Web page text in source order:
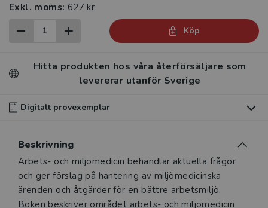
Exkl. moms: 627 kr
Köp
Hitta produkten hos våra återförsäljare som
levererar utanför Sverige
Digitalt provexemplar
digitalt provexemplar av den här produkten
Våra digitala provexemplar tillhandahålls via Studora.se
och ger dig tillgång till boken under 180 dagar. Observera
att erbjudandet endast gäller relevanta produkter för din
Beskrivning
Beskrivning
Arbets- och miljömedicin behandlar aktuella frågor
och ger förslag på hantering av miljömedicinska
ärenden och åtgärder för en bättre arbetsmiljö.
Boken beskriver området arbets- och miljömedicin